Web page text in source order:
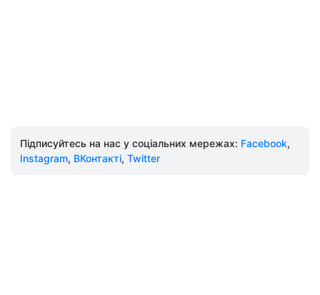
Підписуйтесь на нас у соціальних мережах: Facebook,
Instagram, ВКонтакті, Twitter